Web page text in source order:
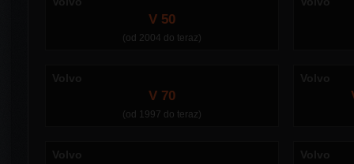
V 50
(od 2004 do teraz)
V 70
(od 1997 do teraz)